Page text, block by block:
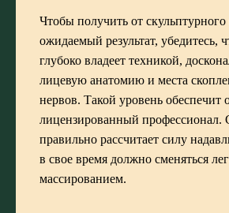
Чтобы получить от
ожидаемый результат, убедитесь,
глубоко владеет техникой,
лицевую анатомию и места
нервов. Такой уровень обеспечит
лицензированный профессионал.
правильно рассчитает силу
в свое время должно сменяться
массированием.